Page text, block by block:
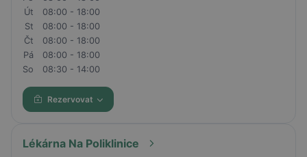
Út
08:00 - 18:00
St
08:00 - 18:00
Čt
08:00 - 18:00
Pá
08:00 - 18:00
So
08:30 - 14:00
Rezervovat
Lékárna Na Poliklinice